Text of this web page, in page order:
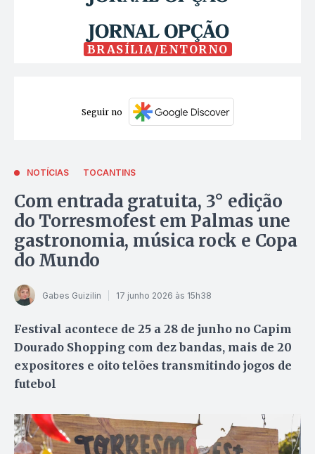
BRASÍLIA/ENTORNO
Seguir no
NOTÍCIAS TOCANTINS
Com entrada gratuita, 3° edição
do Torresmofest em Palmas une
gastronomia, música rock e Copa
do Mundo
Gabes Guizilin 17 junho 2026 às 15h38
Festival acontece de 25 a 28 de junho no Capim
Dourado Shopping com dez bandas, mais de 20
expositores e oito telões transmitindo jogos de
futebol